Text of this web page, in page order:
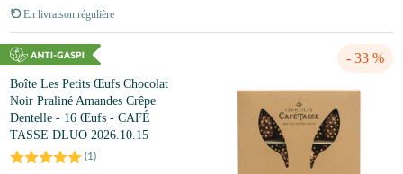
En livraison régulière
- 33 %
Boîte Les Petits Œufs Chocolat
Noir Praliné Amandes Crêpe
Dentelle - 16 Œufs - CAFÉ
TASSE DLUO 2026.10.15
(1)